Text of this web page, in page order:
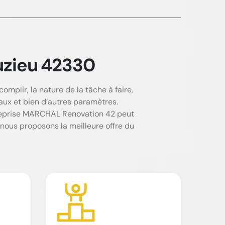
42330
la nature de la tâche à faire,
et bien d’autres paramètres.
MARCHAL Renovation 42 peut
proposons la meilleure offre du